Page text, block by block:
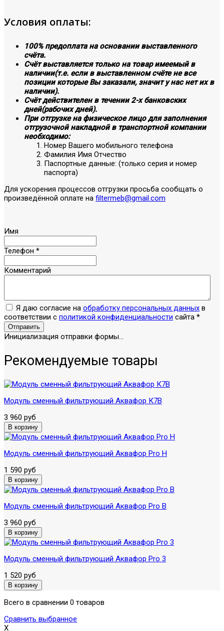
Условия оплаты:
100% предоплата на основании выставленного
счёта.
Счёт выставляется только на товар имеемый в
наличии(т.е. если в выставленном счёте не все
позиции которые Вы заказали, значит у нас нет их в
наличии).
Счёт действителен в течении 2-х банковских
дней(рабочих дней).
При отгрузке на физическое лицо для заполнения
отгрузочной накладной в транспортной компании
необходимо:
Номер Вашего мобильного телефона
Фамилия Имя Отчество
Паспортные данные: (только серия и номер
паспорта)
Для ускорения процессов отгрузки просьба сообщать о
произведённой оплате на filtermeb@gmail.com
Имя
Телефон *
Комментарий
Я даю согласие на обработку персональных данных в
соответствии с политикой конфиденциальности сайта *
Отправить
Инициализация отправки формы...
Рекомендуемые товары
Модуль сменный фильтрующий Аквафор К7В
3 960 руб
Модуль сменный фильтрующий Аквафор Pro H
1 590 руб
Модуль сменный фильтрующий Аквафор Pro B
3 960 руб
Модуль сменный фильтрующий Аквафор Pro 3
1 520 руб
Всего в сравнении 0 товаров
Сравнить выбранное
X